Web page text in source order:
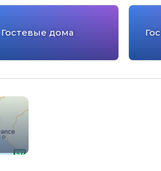
Гостевые дома